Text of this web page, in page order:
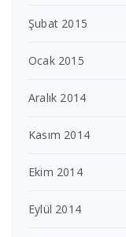
Şubat 2015
Ocak 2015
Aralık 2014
Kasım 2014
Ekim 2014
Eylül 2014